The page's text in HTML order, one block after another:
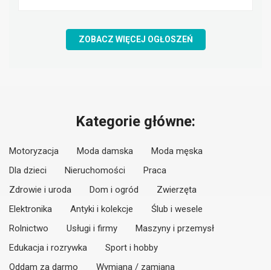
ZOBACZ WIĘCEJ OGŁOSZEŃ
Kategorie główne:
Motoryzacja Moda damska
Moda męska
Dla dzieci
Nieruchomości
Praca
Zdrowie i uroda
Dom i ogród
Zwierzęta
Elektronika
Antyki i kolekcje
Ślub i wesele
Rolnictwo
Usługi i firmy
Maszyny i przemysł
Edukacja i rozrywka
Sport i hobby
Oddam za darmo
Wymiana / zamiana